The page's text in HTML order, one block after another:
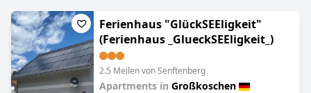
Ferienhaus "GlückSEEligkeit"
(Ferienhaus _GlueckSEEligkeit_)
2.5 Meilen von Senftenberg
Apartments in Großkoschen